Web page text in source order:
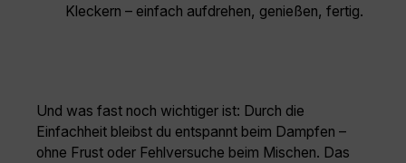
Kleckern – einfach aufdrehen, genießen, fertig.
Und was fast noch wichtiger ist: Durch die
Einfachheit bleibst du entspannt beim Dampfen –
ohne Frust oder Fehlversuche beim Mischen. Das